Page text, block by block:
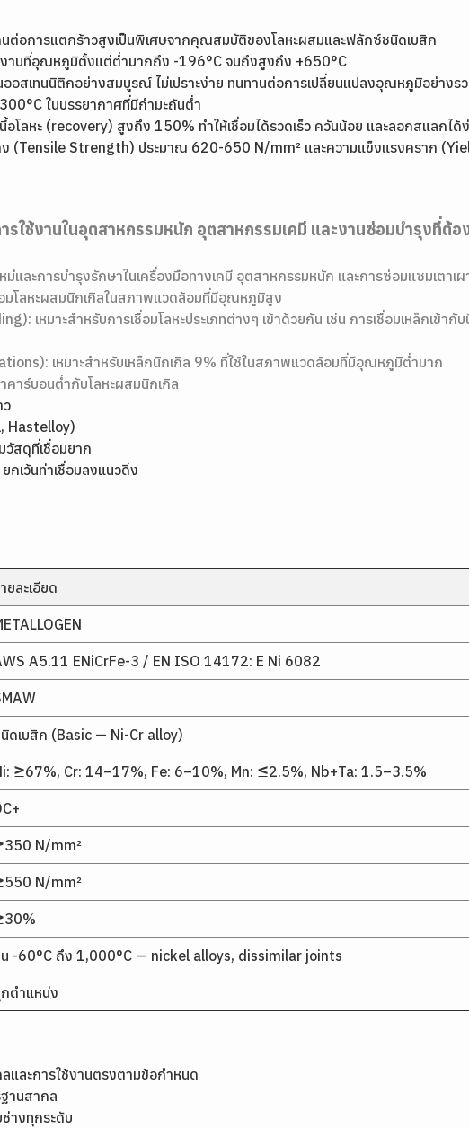
ต่อการแตกร้าวสูงเป็นพิเศษจากคุณสมบัติของโลหะผสมและฟลักซ์ชนิดเบสิก
งานที่อุณหภูมิตั้งแต่ต่ำมากถึง -196°C จนถึงสูงถึง +650°C
ออสเทนนิติกอย่างสมบูรณ์ ไม่เปราะง่าย ทนทานต่อการเปลี่ยนแปลงอุณหภูมิอย่าง
ในบรรยากาศที่มีกำมะถันต่ำ
โลหะ (recovery) สูงถึง 150% ทำให้เชื่อมได้รวดเร็ว ควันน้อย และลอกสแลกได้
ง (Tensile Strength) ประมาณ 620-650 N/mm² และความแข็งแรงคราก
รใช้งานในอุตสาหกรรมหนัก อุตสาหกรรมเคมี และงานซ่อมบำรุงที่ต้อ
และการบำรุงรักษาในเครื่องมือทางเคมี อุตสาหกรรมหนัก และการซ่อมแซมเตาเผ
อมโลหะผสมนิกเกิลในสภาพแวดล้อมที่มีอุณหภูมิสูง
เหมาะสำหรับการเชื่อมโลหะประเภทต่างๆ เข้าด้วยกัน เช่น การเชื่อมเหล็กเข้
เหมาะสำหรับเหล็กนิกเกิล 9% ที่ใช้ในสภาพแวดล้อมที่มีอุณหภูมิต่ำมาก
คาร์บอนต่ำกับโลหะผสมนิกเกิล
ว
Hastelloy)
วัสดุที่เชื่อมยาก
กเว้นท่าเชื่อมลงแนวดิ่ง
ยละเอียด
A5.11 ENiCrFe-3 / EN ISO 14172: E Ni 6082
ดเบสิก (Basic — Ni-Cr alloy)
≥67%, Cr: 14–17%, Fe: 6–10%, Mn: ≤2.5%, Nb+Ta: 1.5–3.5%
N/mm²
N/mm²
-60°C ถึง 1,000°C — nickel alloys, dissimilar joints
ตำแหน่ง
ละการใช้งานตรงตามข้อกำหนด
านสากล
ช่างทุกระดับ